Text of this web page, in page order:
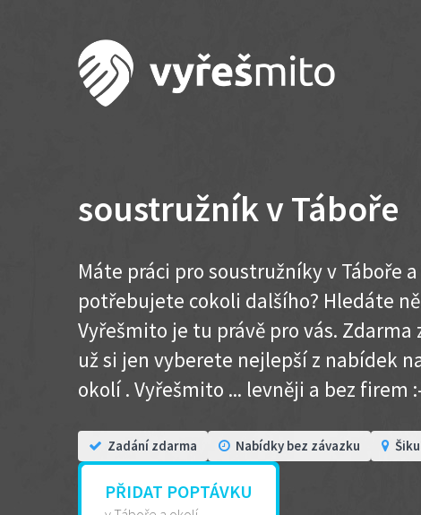
soustružník v Táboře
Máte práci pro soustružníky v Táboře
potřebujete cokoli dalšího? Hledáte
Vyřešmito je tu právě pro vás. Zdarma
už si jen vyberete nejlepší z nabídek
okolí . Vyřešmito ... levněji a bez firem
Zadání zdarma Nabídky bez závazku
PŘIDAT POPTÁVKU